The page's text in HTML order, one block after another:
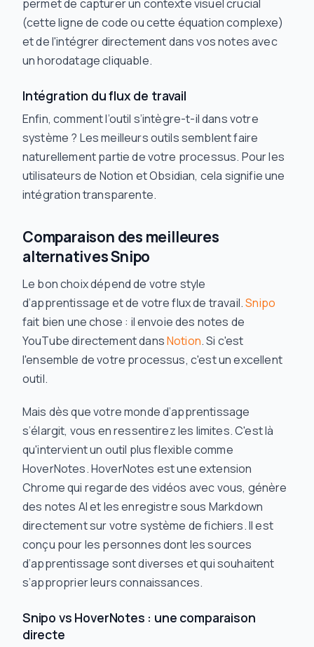
permet de capturer un contexte visuel crucial
(cette ligne de code ou cette équation complexe)
et de l'intégrer directement dans vos notes avec
un horodatage cliquable.
Intégration du flux de travail
Enfin, comment l’outil s’intègre-t-il dans votre
système ? Les meilleurs outils semblent faire
naturellement partie de votre processus. Pour les
utilisateurs de Notion et Obsidian, cela signifie une
intégration transparente.
Comparaison des meilleures
alternatives Snipo
Le bon choix dépend de votre style
d’apprentissage et de votre flux de travail.Snipo
fait bien une chose : il envoie des notes de
YouTube directement dansNotion. Si c'est
l'ensemble de votre processus, c'est un excellent
outil.
Mais dès que votre monde d’apprentissage
s’élargit, vous en ressentirez les limites. C'est là
qu'intervient un outil plus flexible comme
HoverNotes. HoverNotes est une extension
Chrome qui regarde des vidéos avec vous, génère
des notes AI et les enregistre sous Markdown
directement sur votre système de fichiers. Il est
conçu pour les personnes dont les sources
d’apprentissage sont diverses et qui souhaitent
s’approprier leurs connaissances.
Snipo vs HoverNotes : une comparaison
directe